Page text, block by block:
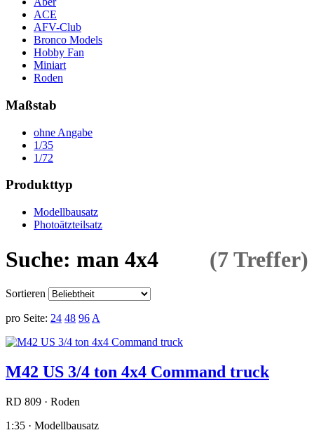
ACE
AFV-Club
Bronco Models
Hobby Fan
Miniart
Roden
Maßstab
ohne Angabe
1/35
1/72
Produkttyp
Modellbausatz
Photoätzteilsatz
Suche: man 4x4 (7 Treffer)
Sortieren
pro Seite: 24 48 96 A
M42 US 3/4 ton 4x4 Command truck
RD 809 · Roden
1:35 · Modellbausatz